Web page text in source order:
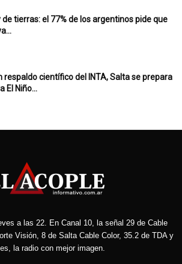
de tierras: el 77% de los argentinos pide que
respaldo científico del INTA, Salta se prepara
El Niño...
a las 22. En Canal 10, la señal 29 de Cable
Visión, 8 de Salta Cable Color, 35.2 de TDA y
la radio con mejor imagen.